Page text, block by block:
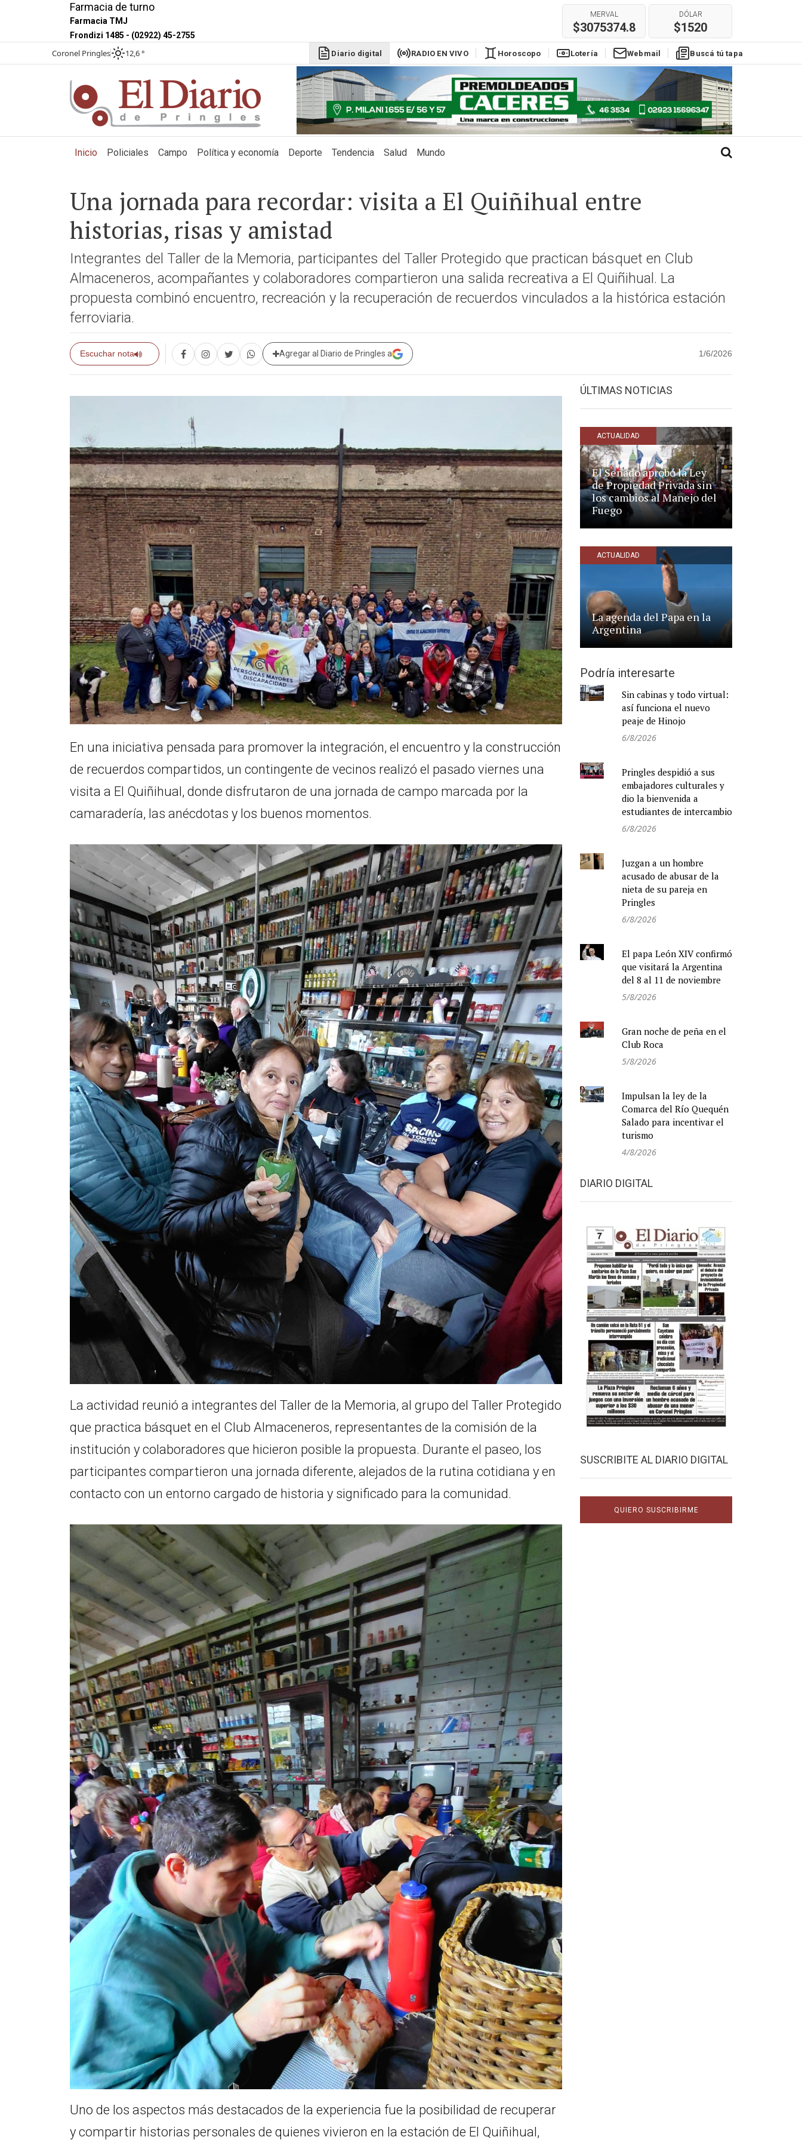
Farmacia de turno
Farmacia TMJ
Frondizi 1485 - (02922) 45-2755
REAL
$304
EURO
$1780
Coronel Pringles 12,6 ° Diario digital RADIO EN VIVO Horoscopo Lotería Webmail Buscá tú tapa
Inicio (current)
Policiales Campo Política y economía Deporte Tendencia Salud Mundo
Una jornada para recordar: visita a El Quiñihual entre
historias, risas y amistad
Integrantes del Taller de la Memoria, participantes del Taller Protegido que practican básquet en Club
Almaceneros, acompañantes y colaboradores compartieron una salida recreativa a El Quiñihual. La
propuesta combinó encuentro, recreación y la recuperación de recuerdos vinculados a la histórica estación
ferroviaria.
Escuchar nota Agregar al Diario de Pringles a 1/6/2026
En una iniciativa pensada para promover la integración, el encuentro y la construcción
de recuerdos compartidos, un contingente de vecinos realizó el pasado viernes una
visita a El Quiñihual, donde disfrutaron de una jornada de campo marcada por la
camaradería, las anécdotas y los buenos momentos.
La actividad reunió a integrantes del Taller de la Memoria, al grupo del Taller Protegido
que practica básquet en el Club Almaceneros, representantes de la comisión de la
institución y colaboradores que hicieron posible la propuesta. Durante el paseo, los
participantes compartieron una jornada diferente, alejados de la rutina cotidiana y en
contacto con un entorno cargado de historia y significado para la comunidad.
Uno de los aspectos más destacados de la experiencia fue la posibilidad de recuperar
y compartir historias personales de quienes vivieron en la estación de El Quiñihual,
ÚLTIMAS NOTICIAS
ACTUALIDAD
El Senado aprobó la Ley
de Propiedad Privada sin
los cambios al Manejo del
Fuego
ACTUALIDAD
La agenda del Papa en la
Argentina
Podría interesarte
Sin cabinas y todo virtual:
así funciona el nuevo
peaje de Hinojo
6/8/2026
Pringles despidió a sus
embajadores culturales y
dio la bienvenida a
estudiantes de intercambio
6/8/2026
Juzgan a un hombre
acusado de abusar de la
nieta de su pareja en
Pringles
6/8/2026
El papa León XIV confirmó
que visitará la Argentina
del 8 al 11 de noviembre
5/8/2026
Gran noche de peña en el
Club Roca
5/8/2026
Impulsan la ley de la
Comarca del Río Quequén
Salado para incentivar el
turismo
4/8/2026
DIARIO DIGITAL
SUSCRIBITE AL DIARIO DIGITAL
QUIERO SUSCRIBIRME